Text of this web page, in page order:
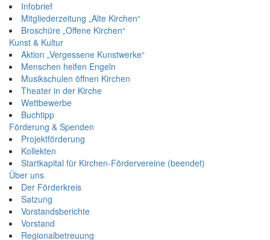
Infobrief
Mitgliederzeitung „Alte Kirchen“
Broschüre „Offene Kirchen“
Kunst & Kultur
Aktion „Vergessene Kunstwerke“
Menschen helfen Engeln
Musikschulen öffnen Kirchen
Theater in der Kirche
Wettbewerbe
Buchtipp
Förderung & Spenden
Projektförderung
Kollekten
Startkapital für Kirchen-Fördervereine (beendet)
Über uns
Der Förderkreis
Satzung
Vorstandsberichte
Vorstand
Regionalbetreuung